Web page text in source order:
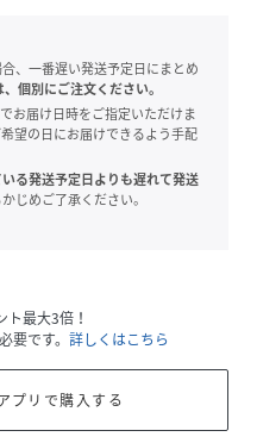
、一番遅い発送予定日にまとめ
個別にご注文ください。
お届け日時をご指定いただけま
望の日にお届けできるよう手配
る発送予定日よりも遅れて発送
じめご了承ください。
ト最大3倍！
要です。 詳しくはこちら
リで購入する